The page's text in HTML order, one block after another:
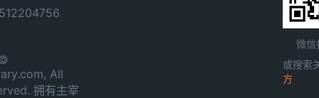
All
拥有主宰
微信
或搜索
方